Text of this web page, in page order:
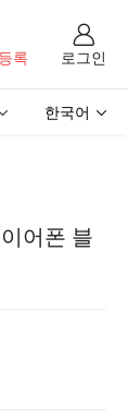
록 로그인
한국어
어폰 블